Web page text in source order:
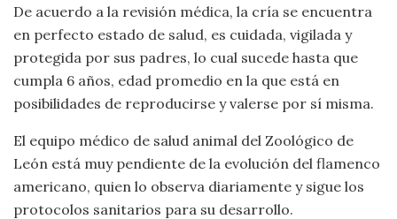
De acuerdo a la revisión médica, la cría se encuentra
en perfecto estado de salud, es cuidada, vigilada y
protegida por sus padres, lo cual sucede hasta que
cumpla 6 años, edad promedio en la que está en
posibilidades de reproducirse y valerse por sí misma.
El equipo médico de salud animal del Zoológico de
León está muy pendiente de la evolución del flamenco
americano, quien lo observa diariamente y sigue los
protocolos sanitarios para su desarrollo.